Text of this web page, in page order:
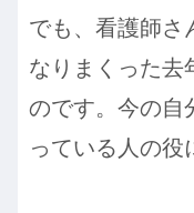
でも、看護師さ
なりまくった去
のです。今の自
っている人の役